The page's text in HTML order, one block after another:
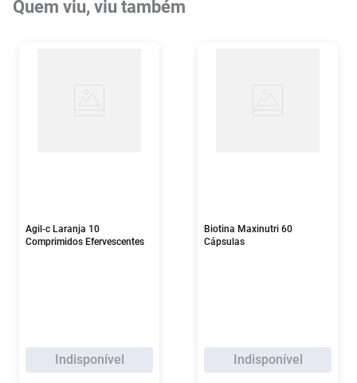
Quem viu, viu também
Agil-c Laranja 10
Comprimidos Efervescentes
Indisponível
Biotina Maxinutri 60
Cápsulas
Indisponível